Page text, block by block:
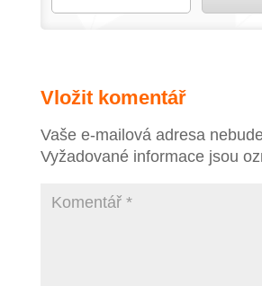
Vložit komentář
Vaše e-mailová adresa
Vyžadované informace jsou